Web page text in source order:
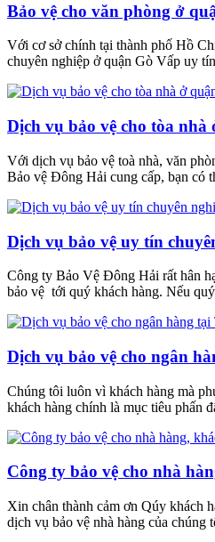
Bảo vệ cho văn phòng ở
Với cơ sở chính tại thành phố Hồ
chuyên nghiệp ở quận Gò Vấp uy
Dịch vụ bảo vệ cho tòa nhà
Với dịch vụ bảo vệ toà nhà, văn
Bảo vệ Đông Hải cung cấp, bạn có
Dịch vụ bảo vệ uy tín
Công ty Bảo Vệ Đông Hải rất hân
bảo vệ tới quý khách hàng. Nếu
Dịch vụ bảo vệ cho ngân
Chúng tôi luôn vì khách hàng mà
khách hàng chính là mục tiêu phấn
Công ty bảo vệ cho nhà
Xin chân thành cảm ơn Qúy khách
dịch vụ bảo vệ nhà hàng của chúng